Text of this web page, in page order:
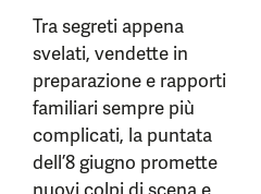
Tra segreti appena
svelati, vendette in
preparazione e rapporti
familiari sempre più
complicati, la puntata
dell’8 giugno promette